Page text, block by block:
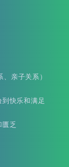
亲子关系）
快乐和满足
乏